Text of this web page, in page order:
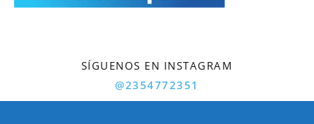
SÍGUENOS EN INSTAGRAM
@2354772351